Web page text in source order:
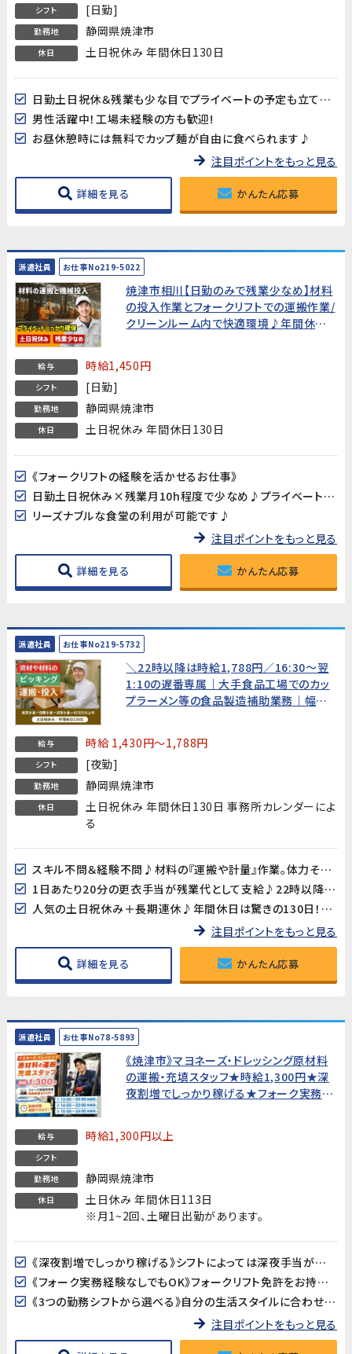
シフト [日勤]
勤務地 静岡県焼津市
休日 土日祝休み 年間休日130日
日勤土日祝休＆残業も少な目でプライベートの予定も立てやすい♪年間休日130日!
男性活躍中！工場未経験の方も歓迎!
お昼休憩時には無料でカップ麺が自由に食べられます♪
注目ポイントをもっと見る
詳細を見る かんたん応募
派遣社員 お仕事No219-5022
焼津市相川【日勤のみで残業少なめ】材料
の投入作業とフォークリフトでの運搬作業/
クリーンルーム内で快適環境♪年間休日
給与 時給1,450円
シフト [日勤]
勤務地 静岡県焼津市
休日 土日祝休み 年間休日130日
《フォークリフトの経験を活かせるお仕事》
日勤土日祝休み×残業月10h程度で少なめ♪プライベートの予定も立て易い!年間休日130日
リーズナブルな食堂の利用が可能です♪
注目ポイントをもっと見る
詳細を見る かんたん応募
派遣社員 お仕事No219-5732
＼22時以降は時給1,788円／16:30～翌
1:10の遅番専属｜大手食品工場でのカッ
プラーメン等の食品製造補助業務｜幅広
給与 時給 1,430円～1,788円
シフト [夜勤]
勤務地 静岡県焼津市
休日
土日祝休み 年間休日130日 事務所カレンダーによ
る
スキル不問＆経験不問♪材料の『運搬や計量』作業。体力そこそこあればOK！
1日あたり20分の更衣手当が残業代として支給♪22時以降は深夜手当もついてオトクに稼げます☆
人気の土日祝休み＋長期連休♪年間休日は驚きの130日！メリハリつけて働けます
注目ポイントをもっと見る
詳細を見る かんたん応募
派遣社員 お仕事No78-5893
《焼津市》マヨネーズ・ドレッシング原材料
の運搬・充填スタッフ★時給1,300円★深
夜割増でしっかり稼げる★フォーク実務経
給与 時給1,300円以上
シフト
勤務地
静岡県焼津市
休日
土日休み 年間休日113日
※月1~2回、土曜日出勤があります。
《深夜割増でしっかり稼げる》シフトによっては深夜手当が加算されます。月収248,300円以上も目指せます（所定21日・残業10h・深夜42h・シフト③の場合）。
《フォーク実務経験なしでもOK》フォークリフト免許をお持ちであれば、実務経験がなくても歓迎します。フォーク作業は全体の1割程度で、メインは運搬・充填・洗浄作業です。
《3つの勤務シフトから選べる》自分の生活スタイルに合わせてシフトを選択できます。
注目ポイントをもっと見る